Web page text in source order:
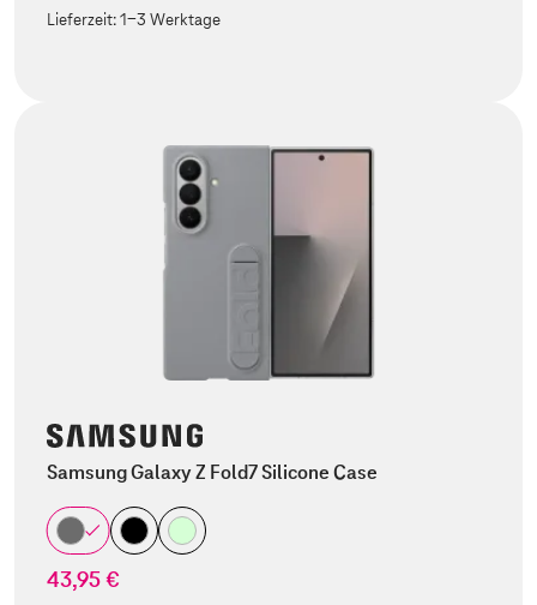
Lieferzeit:1-3 Werktage
Samsung Galaxy Z Fold7 Silicone Case
43,95 €